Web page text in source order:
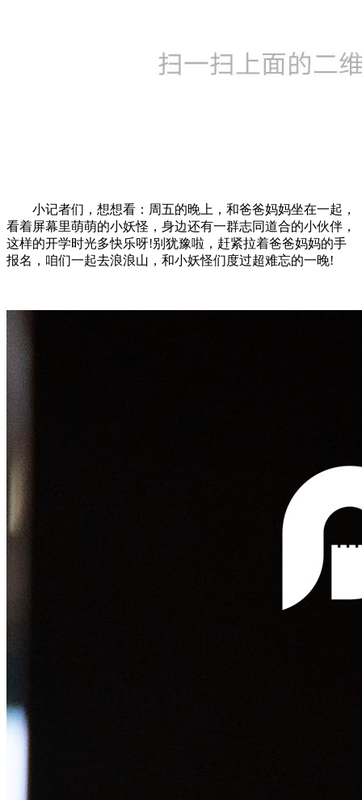
小记者们，想想看：周五的晚上，和爸爸妈妈坐在一起，
看着屏幕里萌萌的小妖怪，身边还有一群志同道合的小伙伴，
这样的开学时光多快乐呀!别犹豫啦，赶紧拉着爸爸妈妈的手
报名，咱们一起去浪浪山，和小妖怪们度过超难忘的一晚!